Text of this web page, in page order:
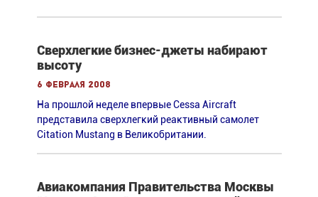
Сверхлегкие бизнес-джеты набирают
высоту
6 февраля 2008
На прошлой неделе впервые Cessa Aircraft
представила сверхлегкий реактивный самолет
Citation Mustang в Великобритании.
Авиакомпания Правительства Москвы